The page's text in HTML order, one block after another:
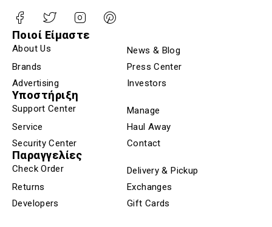
Ποιοί Είμαστε
About Us
News & Blog
Brands
Press Center
Advertising
Investors
Υποστήριξη
Support Center
Manage
Service
Haul Away
Security Center
Contact
Παραγγελίες
Check Order
Delivery & Pickup
Returns
Exchanges
Developers
Gift Cards